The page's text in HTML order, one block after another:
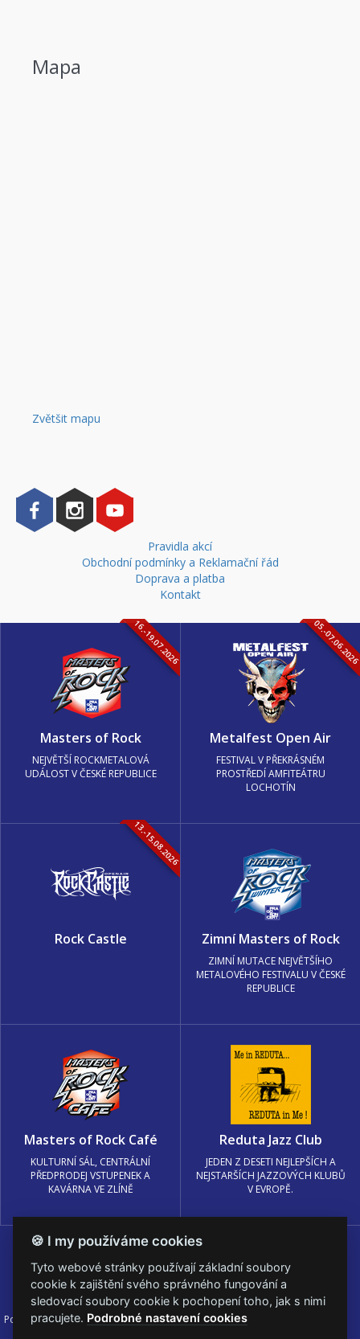
Mapa
Zvětšit mapu
Pravidla akcí
Obchodní podmínky a Reklamační řád
Doprava a platba
Kontakt
16.-19.07.2026
Masters of Rock
NEJVĚTŠÍ ROCKMETALOVÁ
UDÁLOST V ČESKÉ REPUBLICE
05.-
Metalfest Open Air
FESTIVAL V PŘEKRÁSNÉM
PROSTŘEDÍ AMFITEÁTRU
LOCHOTÍN
13.-15.08.2026
Rock Castle Zimní Masters of Rock
ZIMNÍ MUTACE NEJVĚTŠÍHO
METALOVÉHO FESTIVALU V ČESKÉ
REPUBLICE
Masters of Rock Café
KULTURNÍ SÁL, CENTRÁLNÍ
PŘEDPRODEJ VSTUPENEK A
KAVÁRNA VE ZLÍNĚ
Reduta Jazz Club
JEDEN Z DESETI NEJLEPŠÍCH A
NEJSTARŠÍCH JAZZOVÝCH KLUBŮ
V EVROPĚ.
Podmínky užití 🍪 Změnit nastavení cookies.
🍪 I my používáme cookies
Tyto webové stránky používají základní soubory
cookie k zajištění svého správného fungování a
sledovací soubory cookie k pochopení toho, jak s nimi
pracujete. Podrobné nastavení cookies